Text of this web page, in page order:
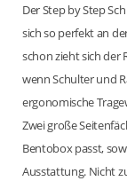
Der Step by Step
sich so perfekt an
schon zieht sich der
wenn Schulter und
ergonomische
Zwei große
Bentobox passt,
Ausstattung. Nicht